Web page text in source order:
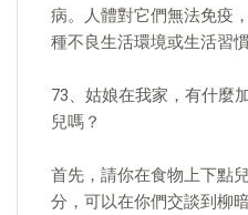
病。人體對它們無法免疫
種不良生活環境或生活習慣
73、姑娘在我家，有什麼
兒嗎？
首先，請你在食物上下點
分，可以在你們交談到柳